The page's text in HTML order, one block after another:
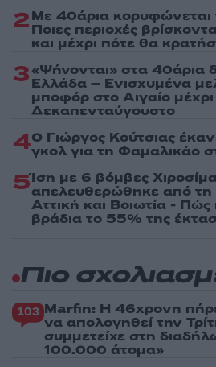
2Με 40άρια κορυφώνεται
Ποιες περιοχές
και μέχρι πότε θα
3«Ψήνονται» στα 40άρια
Ελλάδα – Ενισχυμένα
μποφόρ στο Αιγαίο μέχρι
Δεκαπενταύγουστο
4Ο Γιώργος Κούτσιας
γκολ για τη Φαμαλικάο
5Ίση με 6 βόμβες
απελευθερώθηκε από
Αττική και Βοιωτία -
βράδια το 55% της
Πιο
103 Marfin: Η 46χρονη
να απολογηθεί την
συμμετείχε στη
100.000 άτομα»